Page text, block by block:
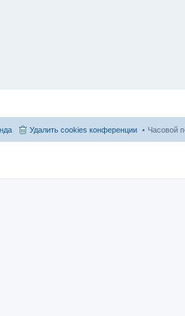
Часовой
Удалить cookies конференции